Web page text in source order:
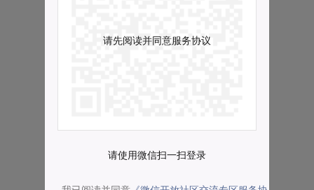
请先阅读并同意服务协议
请使用微信扫一扫登录